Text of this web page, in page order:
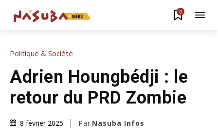
0
Politique & Société
Adrien Houngbédji : le
retour du PRD Zombie
8 février 2025 Par Nasuba Infos